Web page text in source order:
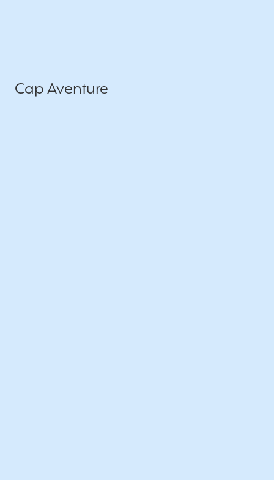
Cap Aventure